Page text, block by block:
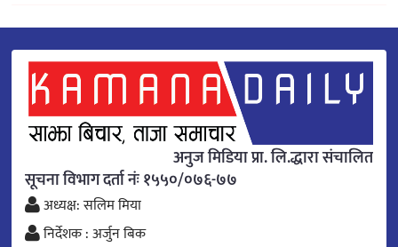
अनुज मिडिया प्रा. लि.द्धारा संचालित
सूचना विभाग दर्ता नंः १५५०/०७६-७७
अध्यक्ष: सलिम मिया
निर्देशक : अर्जुन बिक